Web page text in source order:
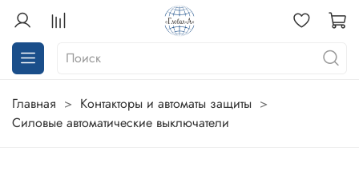
Главная
Контакторы и автоматы защиты
Силовые автоматические выключатели